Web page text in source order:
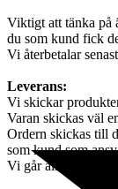
Viktigt att tänka på
du som kund fick
Vi återbetalar
Leverans:
Vi skickar
Varan skickas väl
Ordern skickas till
som kund som
Vi går alltså inte in